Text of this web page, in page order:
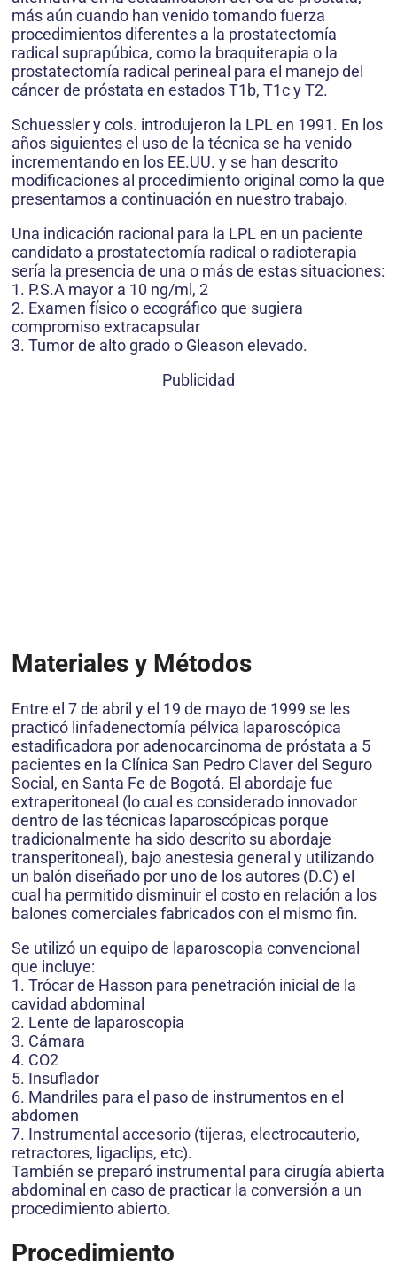
más aún cuando han venido tomando fuerza
procedimientos diferentes a la prostatectomía
radical suprapúbica, como la braquiterapia o la
prostatectomía radical perineal para el manejo del
cáncer de próstata en estados T1b, T1c y T2.
Schuessler y cols. introdujeron la LPL en 1991. En los
años siguientes el uso de la técnica se ha venido
incrementando en los EE.UU. y se han descrito
modificaciones al procedimiento original como la que
presentamos a continuación en nuestro trabajo.
Una indicación racional para la LPL en un paciente
candidato a prostatectomía radical o radioterapia
sería la presencia de una o más de estas situaciones:
1. P.S.A mayor a 10 ng/ml, 2
2. Examen físico o ecográfico que sugiera
compromiso extracapsular
3. Tumor de alto grado o Gleason elevado.
Publicidad
Materiales y Métodos
Entre el 7 de abril y el 19 de mayo de 1999 se les
practicó linfadenectomía pélvica laparoscópica
estadificadora por adenocarcinoma de próstata a 5
pacientes en la Clínica San Pedro Claver del Seguro
Social, en Santa Fe de Bogotá. El abordaje fue
extraperitoneal (lo cual es considerado innovador
dentro de las técnicas laparoscópicas porque
tradicionalmente ha sido descrito su abordaje
transperitoneal), bajo anestesia general y utilizando
un balón diseñado por uno de los autores (D.C) el
cual ha permitido disminuir el costo en relación a los
balones comerciales fabricados con el mismo fin.
Se utilizó un equipo de laparoscopia convencional
que incluye:
1. Trócar de Hasson para penetración inicial de la
cavidad abdominal
2. Lente de laparoscopia
3. Cámara
4. CO2
5. Insuflador
6. Mandriles para el paso de instrumentos en el
abdomen
7. Instrumental accesorio (tijeras, electrocauterio,
retractores, ligaclips, etc).
También se preparó instrumental para cirugía abierta
abdominal en caso de practicar la conversión a un
procedimiento abierto.
Procedimiento